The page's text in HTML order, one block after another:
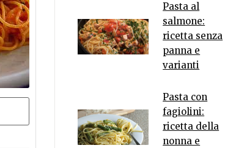
Pasta al
salmone:
ricetta senza
panna e
varianti
Pasta con
fagiolini:
ricetta della
nonna e